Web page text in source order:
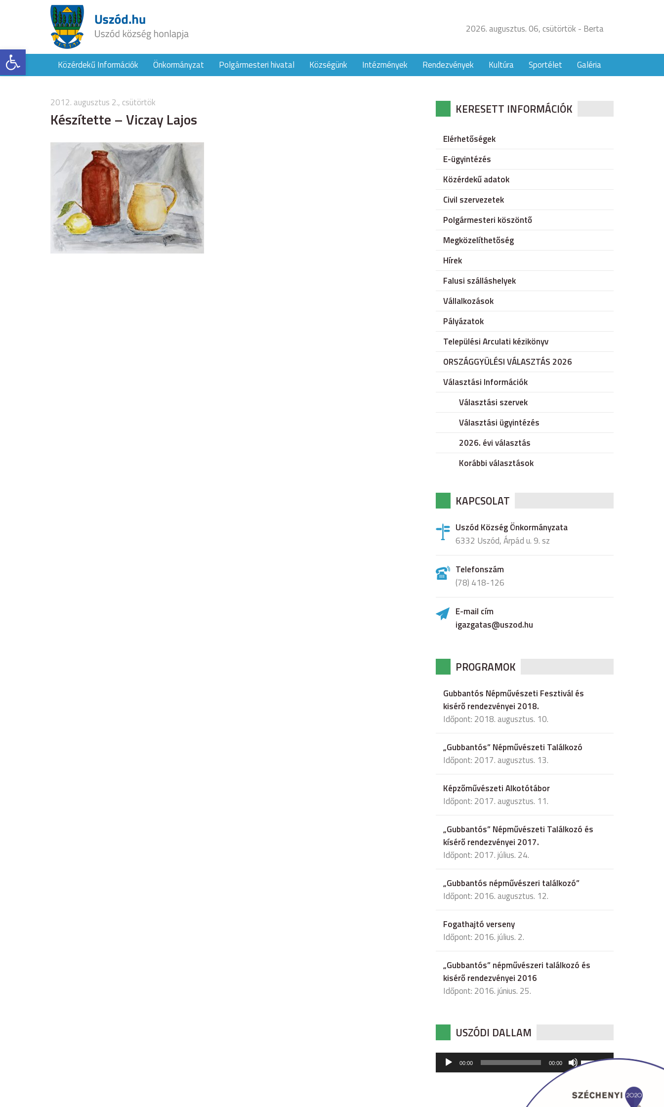
Eszköztár megnyitása
2026. augusztus. 06, csütörtök - Berta
Közérdekű Információk Önkormányzat Polgármesteri hivatal Községünk Intézmények Rendezvények Kultúra Sportélet Galéria
2012. augusztus 2., csütörtök
Készítette – Viczay Lajos KERESETT INFORMÁCIÓK
Elérhetőségek
E-ügyintézés
Közérdekű adatok
Civil szervezetek
Polgármesteri köszöntő
Megközelíthetőség
Hírek
Falusi szálláshelyek
Vállalkozások
Pályázatok
Települési Arculati kézikönyv
ORSZÁGGYÜLÉSI VÁLASZTÁS 2026
Választási Információk
Választási szervek
Választási ügyintézés
2026. évi választás
Korábbi választások
KAPCSOLAT
Uszód Község Önkormányzata
6332 Uszód, Árpád u. 9. sz
Telefonszám
(78) 418-126
E-mail cím
igazgatas@uszod.hu
PROGRAMOK
Gubbantós Népművészeti Fesztivál és
kisérő rendezvényei 2018.
Időpont: 2018. augusztus. 10.
„Gubbantós” Népművészeti Találkozó
Időpont: 2017. augusztus. 13.
Képzőművészeti Alkotótábor
Időpont: 2017. augusztus. 11.
„Gubbantós” Népművészeti Találkozó és
kísérő rendezvényei 2017.
Időpont: 2017. július. 24.
„Gubbantós népművészeri találkozó”
Időpont: 2016. augusztus. 12.
Fogathajtó verseny
Időpont: 2016. július. 2.
„Gubbantós” népművészeri találkozó és
kisérő rendezvényei 2016
Időpont: 2016. június. 25.
USZÓDI DALLAM
Audió
lejátszó
00:00 00:00
hangerő
csökkentéséhez